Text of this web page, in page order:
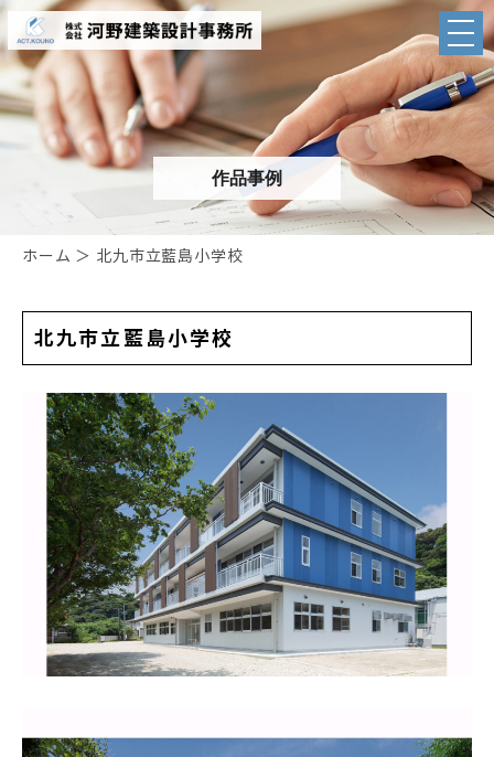
作品事例
ホーム ＞ 北九市立藍島小学校
北九市立藍島小学校